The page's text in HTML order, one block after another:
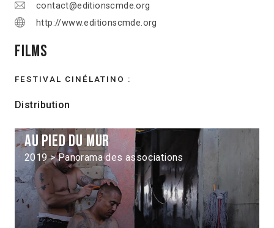
contact@editionscmde.org
http://www.editionscmde.org
Films
FESTIVAL CINÉLATINO :
Distribution
Au pied du mur
2019 > Panorama des associations